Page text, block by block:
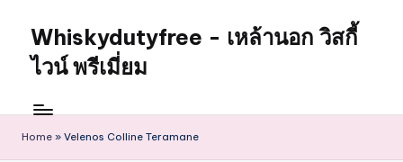
Whiskydutyfree - เหล้านอก วิสกี้
ไวน์ พรีเมี่ยม
Home » Velenos Colline Teramane